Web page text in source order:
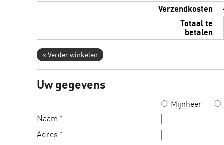
Verzendkosten
Totaal te
betalen
« Verder winkelen
Uw gegevens
Mijnheer
Naam *
Adres *